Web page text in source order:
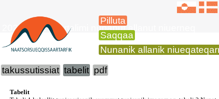
Pilluta
Saqqaa
Nunanik allanik
2021-mi 3. kvartalimi nunanut allanut niuerneq
takussutissiat tabelit pdf